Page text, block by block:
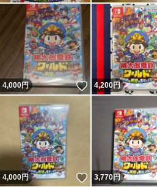
4,000円 いいね！
4,200円
4,000円 いいね！
3,770円